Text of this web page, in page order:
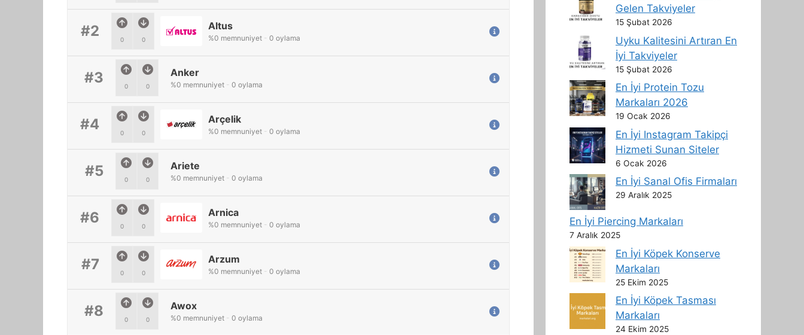
#2 0 0
Altus
%0 memnuniyet - 0 oylama
#3 0 0
Anker
%0 memnuniyet - 0 oylama
#4 0 0
Arçelik
%0 memnuniyet - 0 oylama
#5 0 0
Ariete
%0 memnuniyet - 0 oylama
#6 0 0
Arnica
%0 memnuniyet - 0 oylama
#7 0 0
Arzum
%0 memnuniyet - 0 oylama
#8 0 0
Awox
%0 memnuniyet - 0 oylama
Gelen Takviyeler
15 Şubat 2026
Uyku Kalitesini Artıran En
İyi Takviyeler
15 Şubat 2026
En İyi Protein Tozu
Markaları 2026
19 Ocak 2026
En İyi Instagram Takipçi
Hizmeti Sunan Siteler
6 Ocak 2026
En İyi Sanal Ofis Firmaları
29 Aralık 2025
En İyi Piercing Markaları
7 Aralık 2025
En İyi Köpek Konserve
Markaları
25 Ekim 2025
En İyi Köpek Tasması
Markaları
24 Ekim 2025